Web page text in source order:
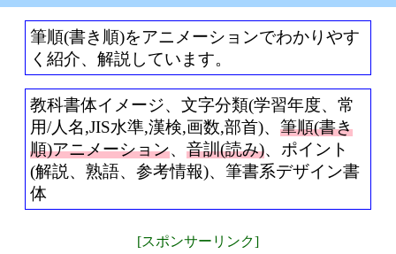
筆順(書き順)をアニメーションでわかりやす
く紹介、解説しています。
教科書体イメージ、文字分類(学習年度、常
用/人名,JIS水準,漢検,画数,部首)、 筆順(書き
順)アニメーション、 音訓(読み)、ポイント
(解説、熟語、参考情報)、筆書系デザイン書
体
[スポンサーリンク]